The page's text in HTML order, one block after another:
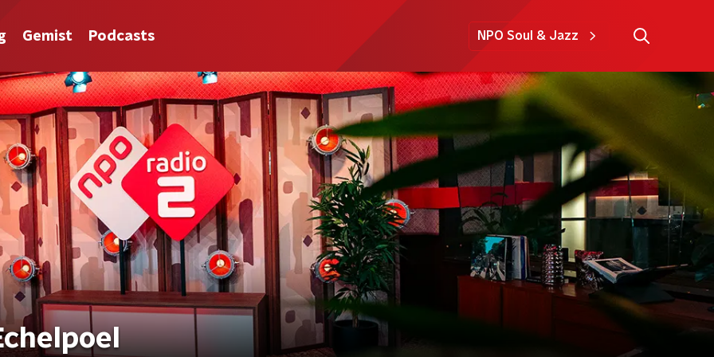
Gemist Podcasts NPO Soul & Jazz